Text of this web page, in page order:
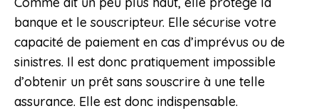
banque et le souscripteur. Elle sécurise votre
capacité de paiement en cas d’imprévus ou de
sinistres. Il est donc pratiquement impossible
d’obtenir un prêt sans souscrire à une telle
assurance. Elle est donc indispensable.